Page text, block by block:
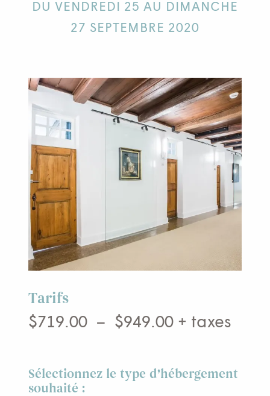
DU VENDREDI 25 AU DIMANCHE
27 SEPTEMBRE 2020
Tarifs
$719.00 – $949.00Plage
$719.00
à
+ taxes
Sélectionnez le type d’hébergement
souhaité :